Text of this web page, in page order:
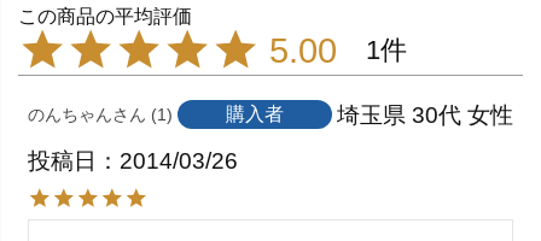
5.00 1
のんちゃん 1 購入者 埼玉県 30代 女性
投稿日
2014/03/26